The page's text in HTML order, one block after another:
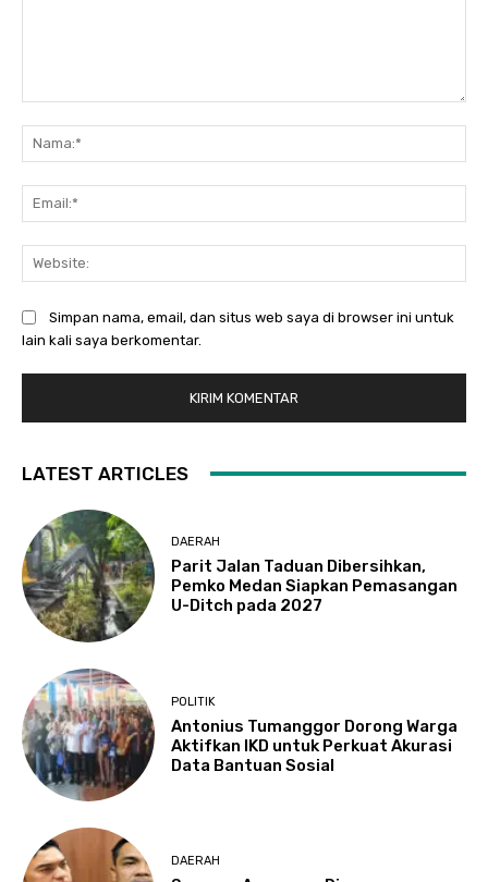
Simpan nama, email, dan situs web saya di browser ini untuk
lain kali saya berkomentar.
LATEST ARTICLES
DAERAH
Parit Jalan Taduan Dibersihkan,
Pemko Medan Siapkan Pemasangan
U-Ditch pada 2027
POLITIK
Antonius Tumanggor Dorong Warga
Aktifkan IKD untuk Perkuat Akurasi
Data Bantuan Sosial
DAERAH